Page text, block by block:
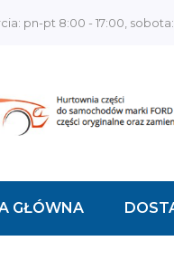
pn-pt 8:00 - 17:00,
GŁÓWNA